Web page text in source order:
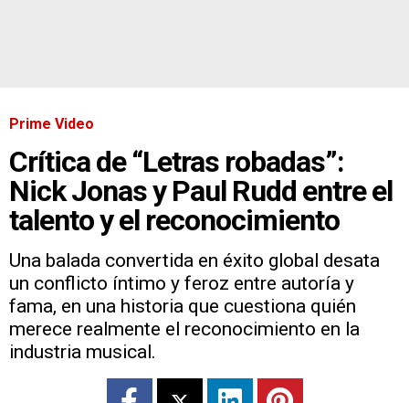
Prime Video
Crítica de “Letras robadas”:
Nick Jonas y Paul Rudd entre el
talento y el reconocimiento
Una balada convertida en éxito global desata
un conflicto íntimo y feroz entre autoría y
fama, en una historia que cuestiona quién
merece realmente el reconocimiento en la
industria musical.